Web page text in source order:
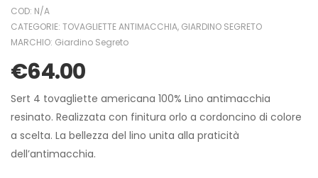
COD: N/A
CATEGORIE: TOVAGLIETTE ANTIMACCHIA, GIARDINO SEGRETO
MARCHIO: Giardino Segreto
€64.00
Sert 4 tovagliette americana 100% Lino antimacchia
resinato. Realizzata con finitura orlo a cordoncino di colore
a scelta. La bellezza del lino unita alla praticità
dell’antimacchia.